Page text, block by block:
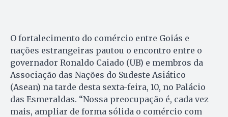
O fortalecimento do comércio entre Goiás e
nações estrangeiras pautou o encontro entre o
governador Ronaldo Caiado (UB) e membros da
Associação das Nações do Sudeste Asiático
(Asean) na tarde desta sexta-feira, 10, no Palácio
das Esmeraldas. “Nossa preocupação é, cada vez
mais, ampliar de forma sólida o comércio com